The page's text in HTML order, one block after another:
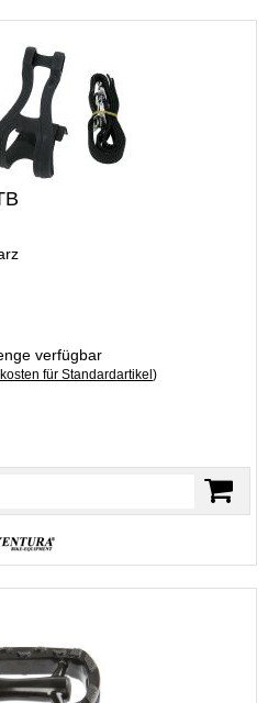
verfügbar
für Standardartikel )